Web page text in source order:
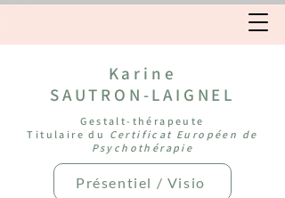
Karine
SAUTRON-LAIGNEL
Gestalt-thérapeute
Titulaire du Certificat Européen de
Psychothérapie
Présentiel / Visio